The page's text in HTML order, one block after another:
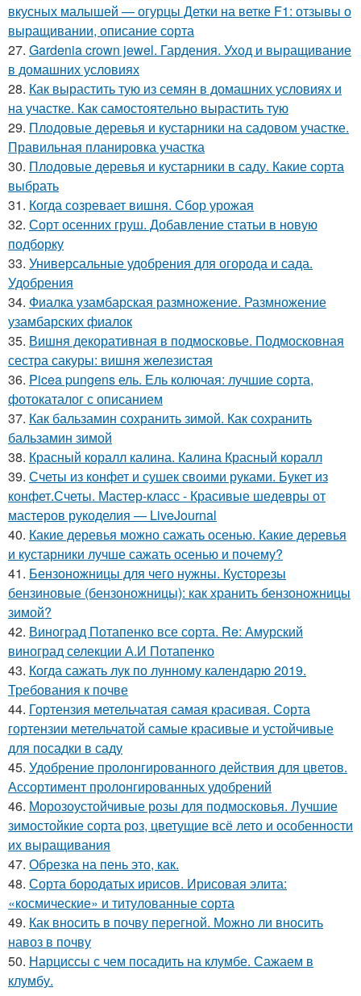
вкусных малышей — огурцы Детки на ветке F1: отзывы о
выращивании, описание сорта
27. Gardenia crown jewel. Гардения. Уход и выращивание
в домашних условиях
28. Как вырастить тую из семян в домашних условиях и
на участке. Как самостоятельно вырастить тую
29. Плодовые деревья и кустарники на садовом участке.
Правильная планировка участка
30. Плодовые деревья и кустарники в саду. Какие сорта
выбрать
31. Когда созревает вишня. Сбор урожая
32. Сорт осенних груш. Добавление статьи в новую
подборку
33. Универсальные удобрения для огорода и сада.
Удобрения
34. Фиалка узамбарская размножение. Размножение
узамбарских фиалок
35. Вишня декоративная в подмосковье. Подмосковная
сестра сакуры: вишня железистая
36. Picea pungens ель. Ель колючая: лучшие сорта,
фотокаталог с описанием
37. Как бальзамин сохранить зимой. Как сохранить
бальзамин зимой
38. Красный коралл калина. Калина Красный коралл
39. Счеты из конфет и сушек своими руками. Букет из
конфет.Счеты. Мастер-класс - Красивые шедевры от
мастеров рукоделия — LiveJournal
40. Какие деревья можно сажать осенью. Какие деревья
и кустарники лучше сажать осенью и почему?
41. Бензоножницы для чего нужны. Кусторезы
бензиновые (бензоножницы): как хранить бензоножницы
зимой?
42. Виноград Потапенко все сорта. Re: Амурский
виноград селекции А.И Потапенко
43. Когда сажать лук по лунному календарю 2019.
Требования к почве
44. Гортензия метельчатая самая красивая. Сорта
гортензии метельчатой самые красивые и устойчивые
для посадки в саду
45. Удобрение пролонгированного действия для цветов.
Ассортимент пролонгированных удобрений
46. Морозоустойчивые розы для подмосковья. Лучшие
зимостойкие сорта роз, цветущие всё лето и особенности
их выращивания
47. Обрезка на пень это, как.
48. Сорта бородатых ирисов. Ирисовая элита:
«космические» и титулованные сорта
49. Как вносить в почву перегной. Можно ли вносить
навоз в почву
50. Нарциссы с чем посадить на клумбе. Сажаем в
клумбу.